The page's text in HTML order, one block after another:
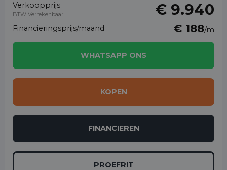
Verkoopprijs
BTW Verrekenbaar € 9.940
Financieringsprijs/maand € 188/m
WHATSAPP ONS
KOPEN
FINANCIEREN
PROEFRIT